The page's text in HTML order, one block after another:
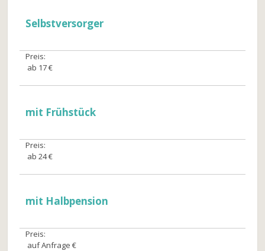
Selbstversorger
Preis:
ab 17 €
mit Frühstück
Preis:
ab 24 €
mit Halbpension
Preis:
auf Anfrage €